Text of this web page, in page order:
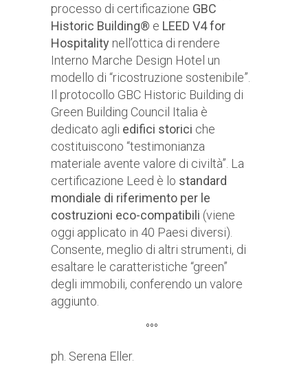
processo di certificazione GBC
Historic Building® e LEED V4 for
Hospitality nell’ottica di rendere
Interno Marche Design Hotel un
modello di “ricostruzione sostenibile”.
Il protocollo GBC Historic Building di
Green Building Council Italia è
dedicato agli edifici storici che
costituiscono “testimonianza
materiale avente valore di civiltà”. La
certificazione Leed è lo standard
mondiale di riferimento per le
costruzioni eco-compatibili (viene
oggi applicato in 40 Paesi diversi).
Consente, meglio di altri strumenti, di
esaltare le caratteristiche “green”
degli immobili, conferendo un valore
aggiunto.
°°°
ph. Serena Eller.